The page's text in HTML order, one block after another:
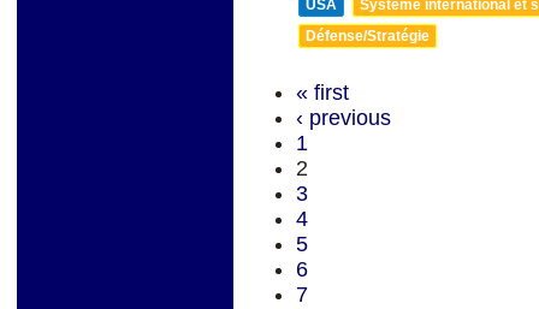
USA
Système international et
Défense/Stratégie
« first
‹ previous
1
2
3
4
5
6
7